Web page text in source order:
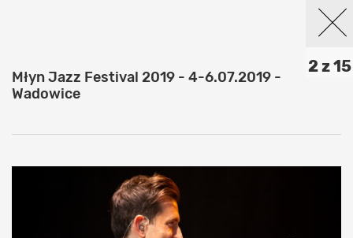
2 z 15
Młyn Jazz Festival 2019 - 4-6.07.2019 -
Wadowice